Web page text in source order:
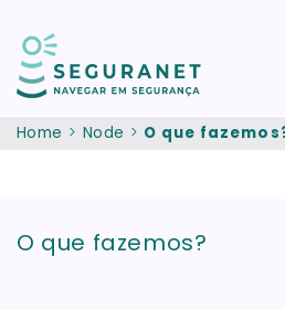
Home Node O que
O que fazemos?